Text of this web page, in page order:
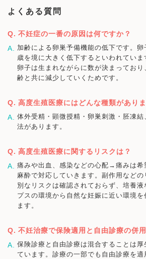
よくある質問
不妊症の一番の原因は何ですか？
加齢による卵巣予備機能の低下です。
歳を境に大きく低下するといわれていま
卵子は生まれながらに数が決まってお
齢と共に減少していくためです。
高度生殖医療にはどんな種類があり
体外受精・顕微授精・卵巣刺激・胚凍結
法があります。
高度生殖医療に関するリスクは？
痛みや出血、感染などの心配→痛みは希
麻酔で対応していきます。副作用など
別なリスクは確認されておらず、培養液
プスの環境から自然な妊娠に近い環境
ます。
不妊治療で保険適用と自由診療の併
保険診療と自由診療は混合することは
ています。診療の一部でも自由診療を